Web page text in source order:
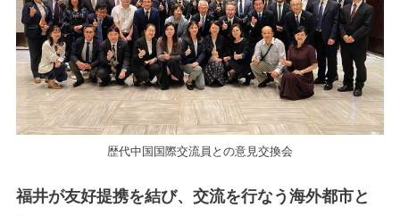
歴代中国国際交流員との意見交換会
福井が友好提携を結び、交流を行なう海外都市と